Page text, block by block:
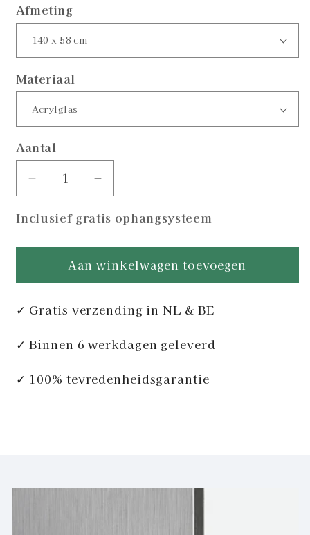
Afmeting
Materiaal
Aantal
Aantal
verlagen
voor
Hello
My
Twenty
Aantal
verhogen
voor
Hello
to
My
Twenty
Inclusief gratis ophangsysteem
Aan winkelwagen toevoegen
✓ Gratis verzending in NL & BE
✓ Binnen 6 werkdagen geleverd
✓ 100% tevredenheidsgarantie